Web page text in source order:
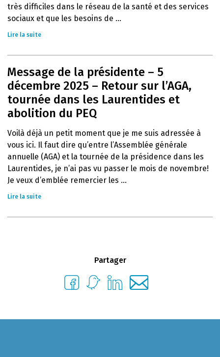
très difficiles dans le réseau de la santé et des services
sociaux et que les besoins de ...
Lire la suite
Message de la présidente – 5
décembre 2025 – Retour sur l’AGA,
tournée dans les Laurentides et
abolition du PEQ
Voilà déjà un petit moment que je me suis adressée à
vous ici. Il faut dire qu’entre l’Assemblée générale
annuelle (AGA) et la tournée de la présidence dans les
Laurentides, je n’ai pas vu passer le mois de novembre!
Je veux d’emblée remercier les ...
Lire la suite
Partager